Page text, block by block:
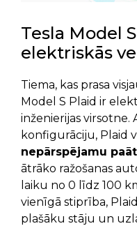
Tesla Model
elektriskās
Tiema, kas prasa
Model S Plaid ir
inženierijas virsotne.
konfigurāciju, Plaid
nepārspējamu
ātrāko ražošanas
laiku no 0 līdz 100
vienīgā stiprība,
plašāku stāju un